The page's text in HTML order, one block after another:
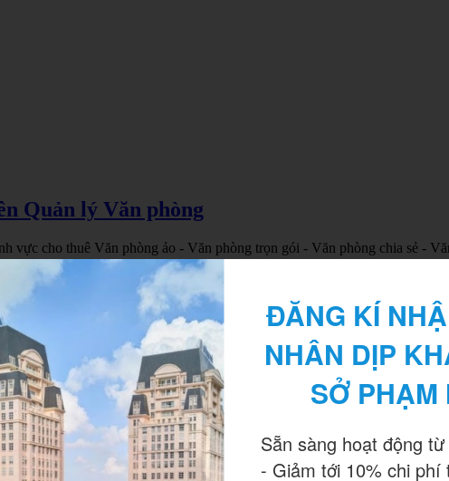
Quản lý Văn phòng
vực cho thuê Văn phòng ảo - Văn phòng trọn gói - Văn phòng chia sẻ -
ĐĂNG KÍ
NHÂN DỊP
SỞ PHẠM
Sẵn sàng hoạt động
- Giảm tới 10% chi phí